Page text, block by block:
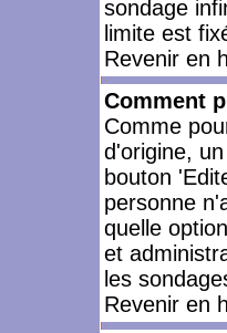
sondage
limite est
Revenir en
Comment
Comme
d'origine,
bouton
personne
quelle
et
les
Revenir en